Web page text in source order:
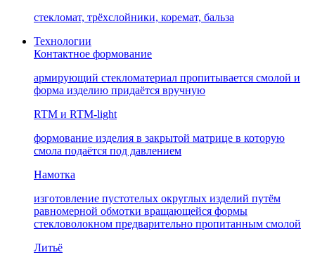
стекломат, трёхслойники, коремат, бальза
Технологии
Контактное формование
армирующий стекломатериал пропитывается смолой и
форма изделию придаётся вручную
RTM и RTM-light
формование изделия в закрытой матрице в которую
смола подаётся под давлением
Намотка
изготовление пустотелых округлых изделий путём
равномерной обмотки вращающейся формы
стекловолокном предварительно пропитанным смолой
Литьё